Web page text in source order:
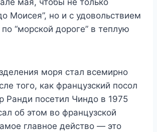
мая, чтобы не только
Моисея”, но и с удовольствием
по “морской дороге” в теплую
моря стал всемирно
того, как французский посол
Ранди посетил Чиндо в 1975
об этом во французской
главное действо — это